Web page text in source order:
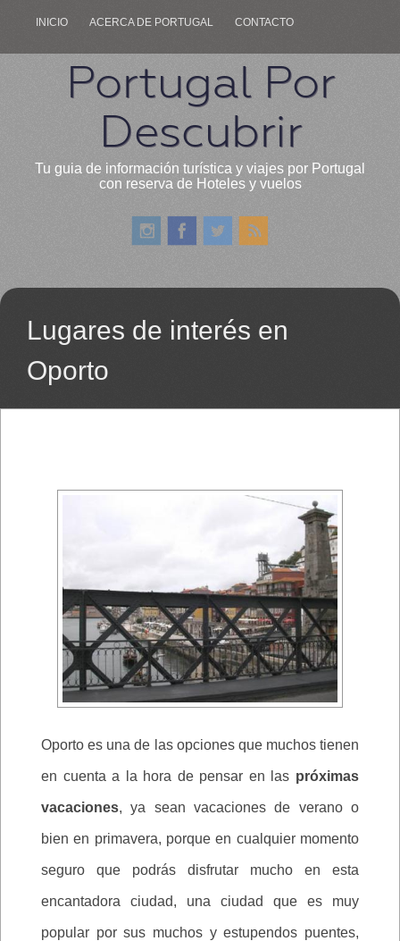
INICIO ACERCA DE PORTUGAL CONTACTO
Portugal Por
Descubrir
Tu guia de información turística y viajes por Portugal
con reserva de Hoteles y vuelos
Lugares de interés en
Oporto
Oporto es una de las opciones que muchos tienen
en cuenta a la hora de pensar en las próximas
vacaciones, ya sean vacaciones de verano o
bien en primavera, porque en cualquier momento
seguro que podrás disfrutar mucho en esta
encantadora ciudad, una ciudad que es muy
popular por sus muchos y estupendos puentes,